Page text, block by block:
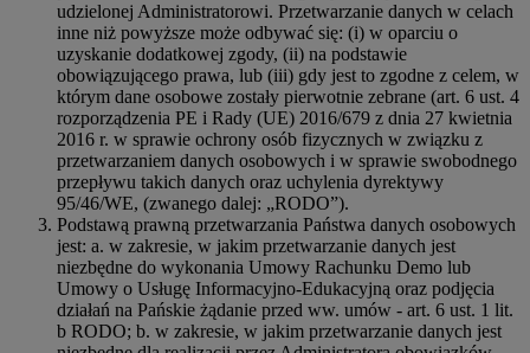
udzielonej Administratorowi. Przetwarzanie danych w celach
inne niż powyższe może odbywać się: (i) w oparciu o
uzyskanie dodatkowej zgody, (ii) na podstawie
obowiązującego prawa, lub (iii) gdy jest to zgodne z celem, w
którym dane osobowe zostały pierwotnie zebrane (art. 6 ust. 4
rozporządzenia PE i Rady (UE) 2016/679 z dnia 27 kwietnia
2016 r. w sprawie ochrony osób fizycznych w związku z
przetwarzaniem danych osobowych i w sprawie swobodnego
przepływu takich danych oraz uchylenia dyrektywy
95/46/WE, (zwanego dalej: „RODO”).
Podstawą prawną przetwarzania Państwa danych osobowych
jest: a. w zakresie, w jakim przetwarzanie danych jest
niezbędne do wykonania Umowy Rachunku Demo lub
Umowy o Usługę Informacyjno-Edukacyjną oraz podjęcia
działań na Pańskie żądanie przed ww. umów - art. 6 ust. 1 lit.
b RODO; b. w zakresie, w jakim przetwarzanie danych jest